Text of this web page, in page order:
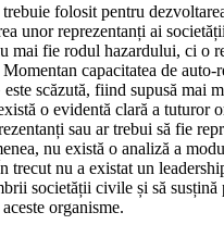
folosit pentru
unor reprezentanți ai
mai fie rodul hazardului, ci o
capacitatea de auto-
scăzută, fiind supusă mai
o evidentă clară a tuturor
sau ar trebui să fie
nu există o analiză a
trecut nu a existat un
societății civile și să susțină
organisme.